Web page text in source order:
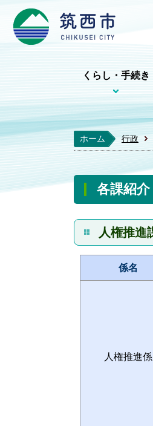
くらし・手続き
ホーム 行政
各課紹介
人権推進
係名
人権推進係